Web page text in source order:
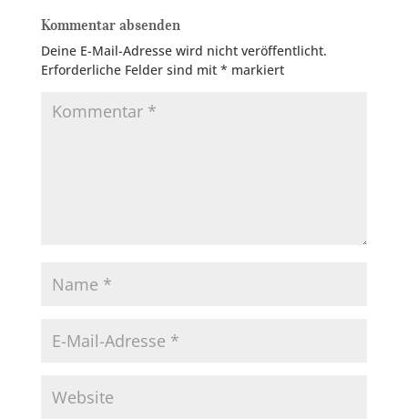
Kommentar absenden
Deine E-Mail-Adresse wird nicht veröffentlicht.
Erforderliche Felder sind mit * markiert